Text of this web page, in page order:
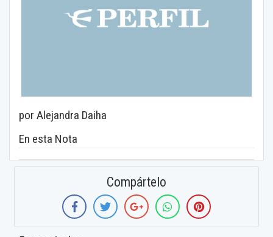
por Alejandra Daiha
En esta Nota
Compártelo